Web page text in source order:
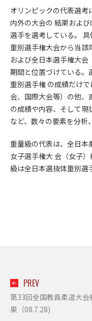
オリンピックの代表選
内外の大会の 結果およ
選手を選考している。
重別選手権大会から当該
および全日本選手権大
期間と位置づけている。
重別選手権 の成績だけ
会、国際大会等）の他
の成績や内容、そして現
など、数々の要素を分析
重量級の代表は、全日本
女子選手権大 会（女子
級は全日本選抜体重別選
PREV
第33回全国教員柔道大会
果（08.7.28)